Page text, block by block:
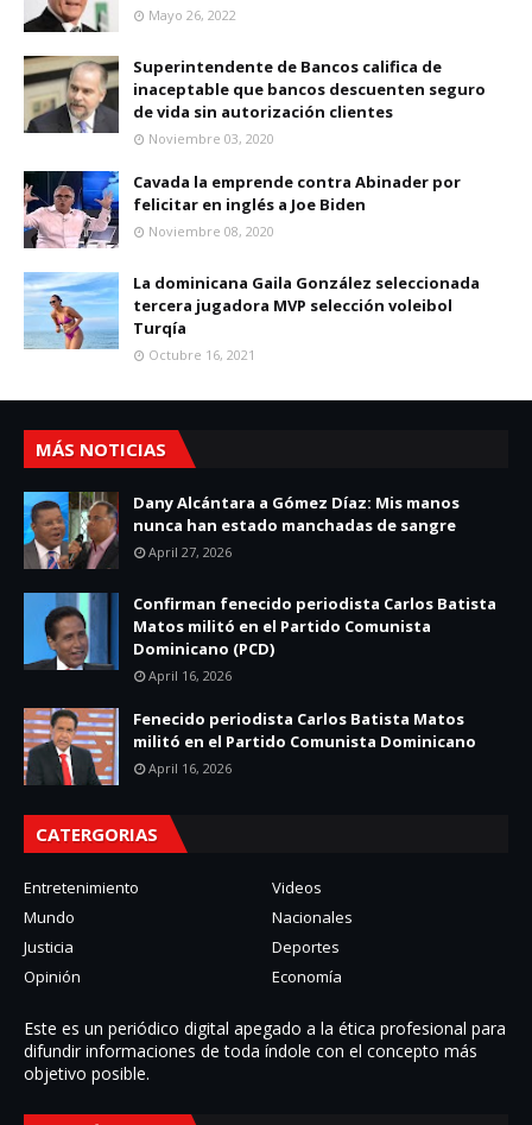
Mayo 26, 2022
Superintendente de Bancos califica de
inaceptable que bancos descuenten seguro
de vida sin autorización clientes
Noviembre 03, 2020
Cavada la emprende contra Abinader por
felicitar en inglés a Joe Biden
Noviembre 08, 2020
La dominicana Gaila González seleccionada
tercera jugadora MVP selección voleibol
Turqía
Octubre 16, 2021
MÁS NOTICIAS
Dany Alcántara a Gómez Díaz: Mis manos
nunca han estado manchadas de sangre
April 27, 2026
Confirman fenecido periodista Carlos Batista
Matos militó en el Partido Comunista
Dominicano (PCD)
April 16, 2026
Fenecido periodista Carlos Batista Matos
militó en el Partido Comunista Dominicano
April 16, 2026
CATERGORIAS
Entretenimiento
Videos
Mundo
Nacionales
Justicia
Deportes
Opinión
Economía
Este es un periódico digital apegado a la ética profesional para
difundir informaciones de toda í­ndole con el concepto más
objetivo posible.